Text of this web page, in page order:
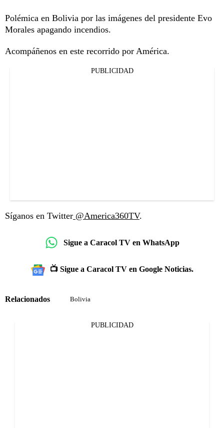
Polémica en Bolivia por las imágenes del presidente Evo
Morales apagando incendios.
Acompáñenos en este recorrido por América.
PUBLICIDAD
Síganos en Twitter @America360TV.
Sigue a Caracol TV en WhatsApp
📺 Sigue a Caracol TV en Google Noticias.
Relacionados Bolivia
PUBLICIDAD